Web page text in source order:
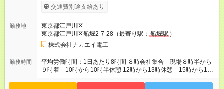
ます。 みなし残業代 36,000円 ～ 65,000円／月 みなし残業時
間 20時間／月 会社集合 会社解散の為みなし残業は移動時間も
3ヶ月 雇用形態、給与は本採用時と同じです。
交通費別途支給あり
勤務地
東京都江戸川区
東京都江戸川区船堀2-7-28（最寄り駅： 船堀駅 ）
株式会社ナカエイ電工
勤務時間
平均労働時間：1日あたり8時間 ８時会社集合 現場８時半から
９時着 10時から10時半休憩 12時から13時休憩 15時から15
時半休憩 17時から18時会社着 平均労働時間：1日あたり8時間